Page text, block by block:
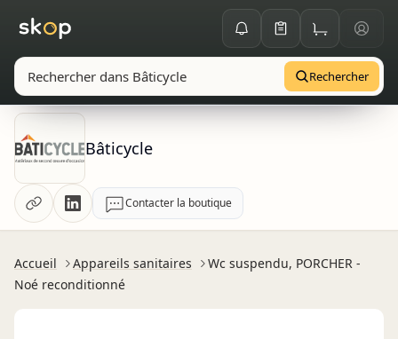
Rechercher
Bâticycle
Contacter la boutique
Accueil Appareils sanitaires
Wc suspendu, PORCHER -
Noé reconditionné